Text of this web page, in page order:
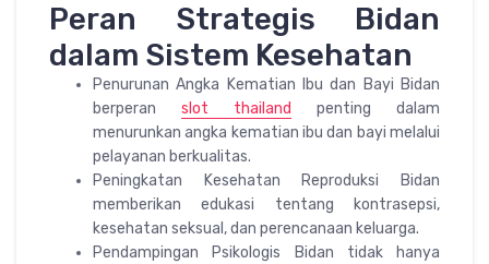
Peran Strategis Bidan
dalam Sistem Kesehatan
Penurunan Angka Kematian Ibu dan Bayi Bidan
berperan slot thailand
penting dalam
menurunkan angka kematian ibu dan bayi melalui
pelayanan berkualitas.
Peningkatan Kesehatan Reproduksi Bidan
memberikan edukasi tentang kontrasepsi,
kesehatan seksual, dan perencanaan keluarga.
Pendampingan Psikologis Bidan tidak hanya